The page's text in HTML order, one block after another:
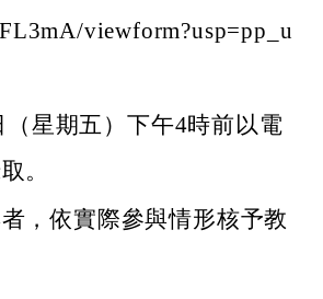
viewform?usp=pp_u
星期五）下午4時前以電
。
，依實際參與情形核予教